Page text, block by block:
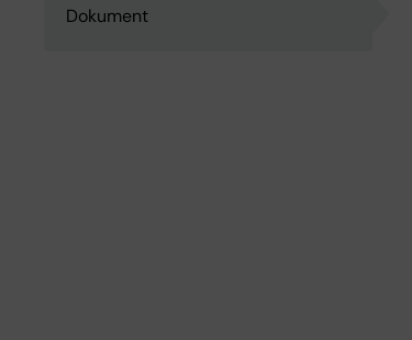
Dokument